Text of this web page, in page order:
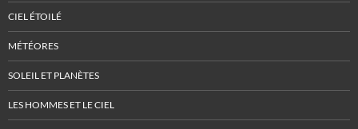
CIEL ÉTOILÉ
MÉTÉORES
SOLEIL ET PLANÈTES
LES HOMMES ET LE CIEL